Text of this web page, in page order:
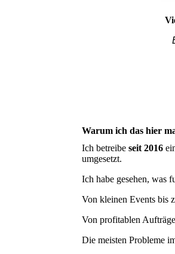
Warum ich das hier
Ich betreibe seit 2016
umgesetzt.
Ich habe gesehen, was
Von kleinen Events bis
Von profitablen
Die meisten Probleme